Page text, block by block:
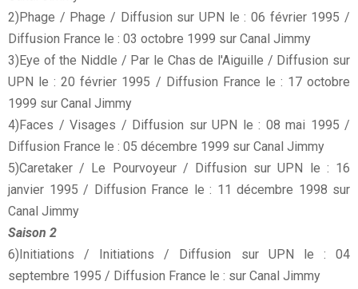
2)Phage / Phage / Diffusion sur UPN le : 06 février 1995 /
Diffusion France le : 03 octobre 1999 sur Canal Jimmy
3)Eye of the Niddle / Par le Chas de l'Aiguille / Diffusion sur
UPN le : 20 février 1995 / Diffusion France le : 17 octobre
1999 sur Canal Jimmy
4)Faces / Visages / Diffusion sur UPN le : 08 mai 1995 /
Diffusion France le : 05 décembre 1999 sur Canal Jimmy
5)Caretaker / Le Pourvoyeur / Diffusion sur UPN le : 16
janvier 1995 / Diffusion France le : 11 décembre 1998 sur
Canal Jimmy
Saison 2
6)Initiations / Initiations / Diffusion sur UPN le : 04
septembre 1995 / Diffusion France le : sur Canal Jimmy